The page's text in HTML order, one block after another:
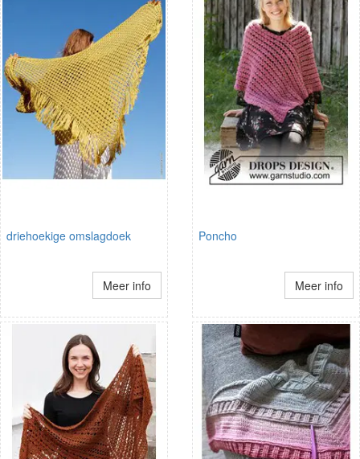
driehoekige omslagdoek
Meer info
Poncho
Meer info